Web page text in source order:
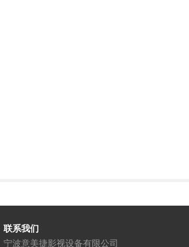
联系我们
宁波意美捷影视设备有限公司